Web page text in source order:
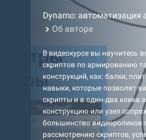
Dynamo: автоматизация
Об авторе
В видеокурсе вы научитесь
скриптов по армированию
конструкций, как: балки,
навыки, которые позволят
скрипты и в один-два
конструкцию или узел
большинство
рассмотрению скриптов,